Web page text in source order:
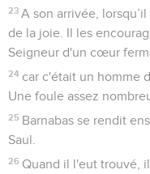
23 A son arrivée,
de la joie. Il les
Seigneur d'un cœur
24 car c'était un homme
Une foule assez
25 Barnabas se rendit
Saul.
26 Quand il l'eut trouvé,